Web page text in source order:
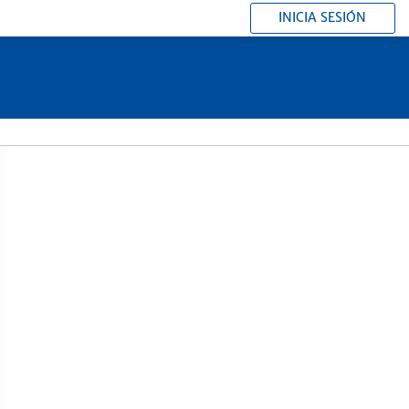
INICIA SESIÓN